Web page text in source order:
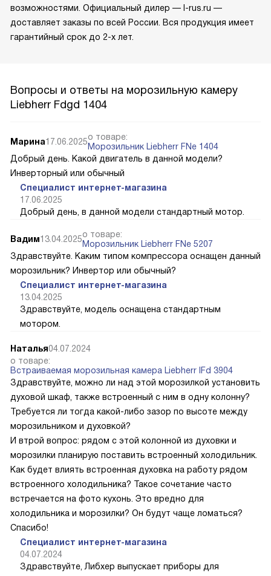
возможностями. Официальный дилер — l-rus.ru —
доставляет заказы по всей России. Вся продукция имеет
гарантийный срок до 2-х лет.
Вопросы и ответы на морозильную камеру
Liebherr Fdgd 1404
Марина17.06.2025о товаре:
Морозильник Liebherr FNe 1404
Добрый день. Какой двигатель в данной модели?
Инверторный или обычный
Специалист интернет-магазина
17.06.2025
Добрый день, в данной модели стандартный мотор.
Вадим13.04.2025о товаре:
Морозильник Liebherr FNe 5207
Здравствуйте. Каким типом компрессора оснащен данный
морозильник? Инвертор или обычный?
Специалист интернет-магазина
13.04.2025
Здравствуйте, модель оснащена стандартным
мотором.
Наталья04.07.2024
о товаре:
Встраиваемая морозильная камера Liebherr IFd 3904
Здравствуйте, можно ли над этой морозилкой установить
духовой шкаф, также встроенный с ним в одну колонну?
Требуется ли тогда какой-либо зазор по высоте между
морозильником и духовкой?
И втрой вопрос: рядом с этой колонной из духовки и
морозилки планирую поставить встроенный холодильник.
Как будет влиять встроенная духовка на работу рядом
встроенного холодильника? Такое сочетание часто
встречается на фото кухонь. Это вредно для
холодильника и морозилки? Он будут чаще ломаться?
Спасибо!
Специалист интернет-магазина
04.07.2024
Здравствуйте, Либхер выпускает приборы для